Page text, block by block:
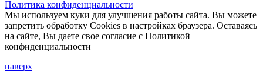
Политика конфиденциальности
Мы используем куки для улучшения работы сайта. Вы можете
запретить обработку Cookies в настройках браузера. Оставаясь
на сайте, Вы даете свое согласие с Политикой
конфиденциальности
наверх